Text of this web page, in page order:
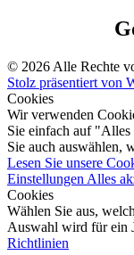
© 2026 Alle Rechte
Stolz präsentiert von
Cookies
Wir verwenden
Sie einfach auf
Sie auch auswählen,
Lesen Sie unsere
Einstellungen Alles
Cookies
Wählen Sie aus,
Auswahl wird für ein
Richtlinien